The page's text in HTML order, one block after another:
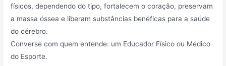
físicos, dependendo do tipo, fortalecem o coração, preservam
a massa óssea e liberam substâncias benéficas para a saúde
do cérebro.
Converse com quem entende: um Educador Físico ou Médico
do Esporte.